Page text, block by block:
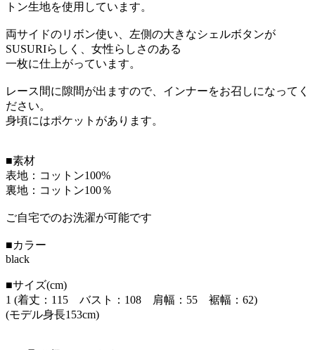
トン生地を使用しています。
両サイドのリボン使い、左側の大きなシェルボタンが
SUSURIらしく、女性らしさのある
一枚に仕上がっています。
レース間に隙間が出ますので、インナーをお召しになってく
ださい。
身頃にはポケットがあります。
■素材
表地：コットン100%
裏地：コットン100％
ご自宅でのお洗濯が可能です
■カラー
black
■サイズ(cm)
1 (着丈：115 バスト：108 肩幅：55 裾幅：62)
(モデル身長153cm)